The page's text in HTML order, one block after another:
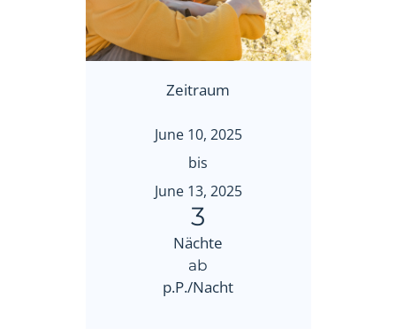
Zeitraum
June 10, 2025
bis
June 13, 2025
3
Nächte
ab
p.P./Nacht